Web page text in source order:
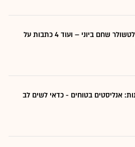
הקאמבק של אלטשולר שחם ביוני – ועוד 4 כתבות על
אנליסטים בטוחים - כדאי לשים לב